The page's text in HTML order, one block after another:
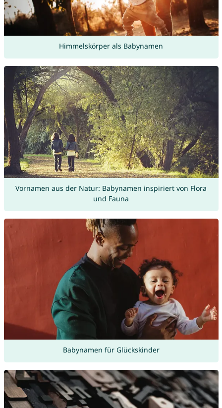
Himmelskörper als Babynamen
Vornamen aus der Natur: Babynamen inspiriert von Flora
und Fauna
Babynamen für Glückskinder